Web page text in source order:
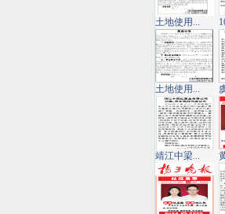
土地使用...
土地使用...
靖江中梁...